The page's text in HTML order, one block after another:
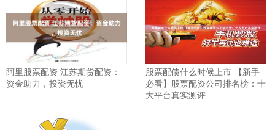
阿里股票配资 江苏期货配资：
资金助力，投资无忧
股票配债什么时候上市 【新手
必看】股票配资公司排名榜：十
大平台真实测评